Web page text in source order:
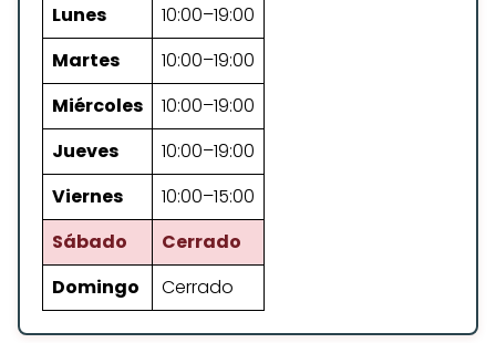
Lunes
10:00–19:00
Martes
10:00–19:00
Miércoles
10:00–19:00
Jueves
10:00–19:00
Viernes
10:00–15:00
Sábado
Cerrado
Domingo
Cerrado